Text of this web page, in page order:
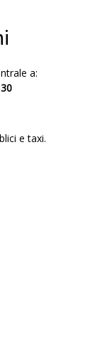
a:
e taxi.